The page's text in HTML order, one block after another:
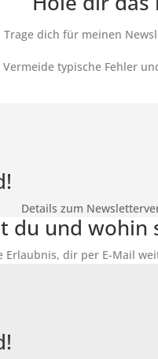
Trage dich für meinen
Vermeide typische Fehler
Details zum
du und
dir per E-Mail